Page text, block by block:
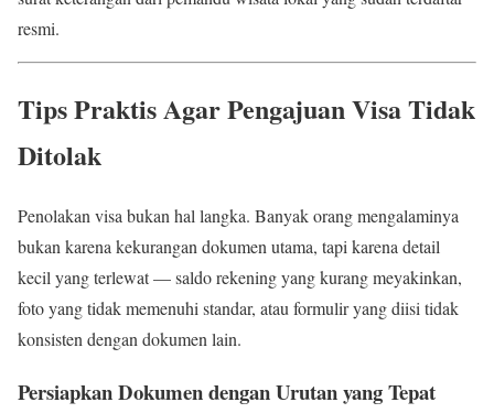
resmi.
Tips Praktis Agar Pengajuan Visa Tidak
Ditolak
Penolakan visa bukan hal langka. Banyak orang mengalaminya
bukan karena kekurangan dokumen utama, tapi karena detail
kecil yang terlewat — saldo rekening yang kurang meyakinkan,
foto yang tidak memenuhi standar, atau formulir yang diisi tidak
konsisten dengan dokumen lain.
Persiapkan Dokumen dengan Urutan yang Tepat